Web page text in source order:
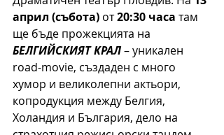
април (събота) от 20:30 часа там
ще бъде прожекцията на
БЕЛГИЙСКИЯТ КРАЛ – уникален
road-movie, създаден с много
хумор и великолепни актьори,
копродукция между Белгия,
Холандия и България, дело на